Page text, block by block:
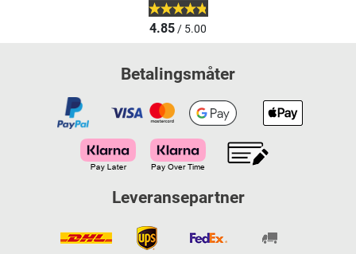
4.85/ 5.00
Betalingsmåter
Leveransepartner